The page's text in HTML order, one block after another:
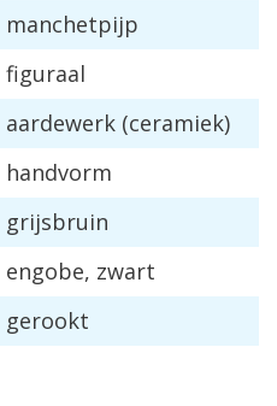
manchetpijp
figuraal
aardewerk (ceramiek)
handvorm
grijsbruin
engobe, zwart
gerookt